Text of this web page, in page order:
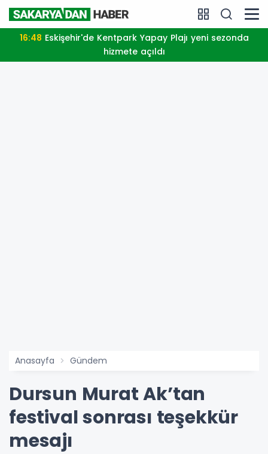
16:48
hizmete açıldı
Anasayfa Gündem
Dursun Murat Ak’tan
festival sonrası teşekkür
mesajı